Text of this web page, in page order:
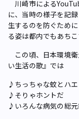
川崎市による
に、当時の様子を記
生するのを防ぐため
る姿は都内でもあちこ
この頃、日本環境
い生活の歌』では
♪ちっちゃな蚊とハ
♪そりゃホントだ
♪いろんな病気の総